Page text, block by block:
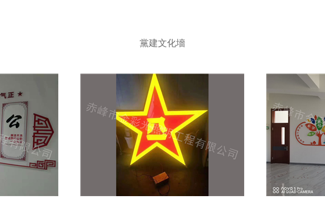
黨建文化墻